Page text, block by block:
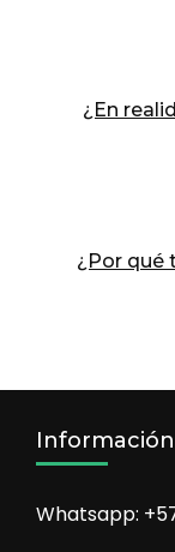
¿En
¿Por qué
Whatsapp: